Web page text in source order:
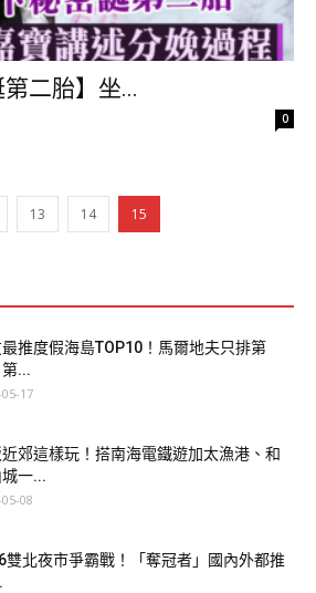
第二胎】坐...
0
13 14 15
推度假海島TOP10！馬爾地夫只排第
第...
17
郊這樣玩！搭南海電鐵遊加太漁港、和
一...
08
雙北夜市爭霸戰！「奪冠者」國內外都推